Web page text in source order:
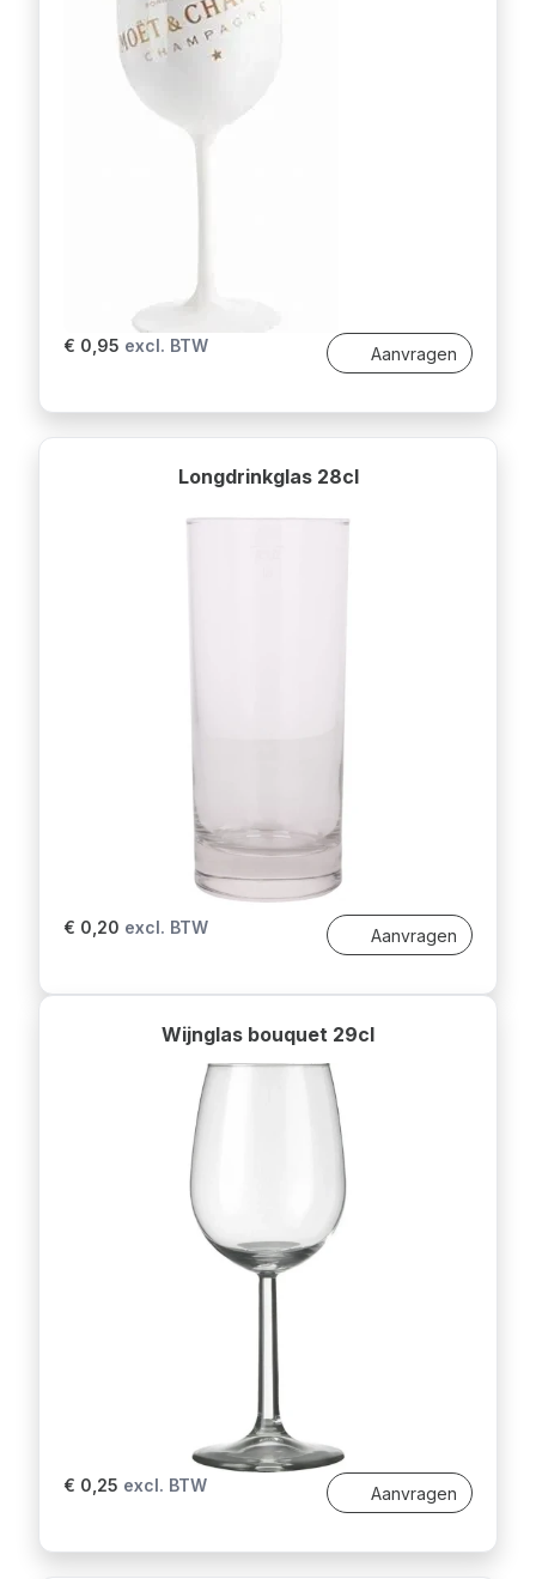
€ 0,95 excl. BTW Aanvragen
Longdrinkglas 28cl
€ 0,20 excl. BTW Aanvragen
Wijnglas bouquet 29cl
€ 0,25 excl. BTW Aanvragen